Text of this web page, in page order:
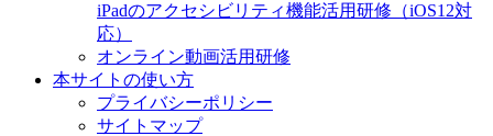
iPadのアクセシビリティ機能活用研修（iOS12対
応）
オンライン動画活用研修
本サイトの使い方
プライバシーポリシー
サイトマップ